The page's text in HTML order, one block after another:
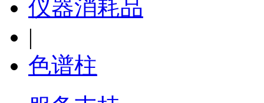
仪器消耗品
|
色谱柱